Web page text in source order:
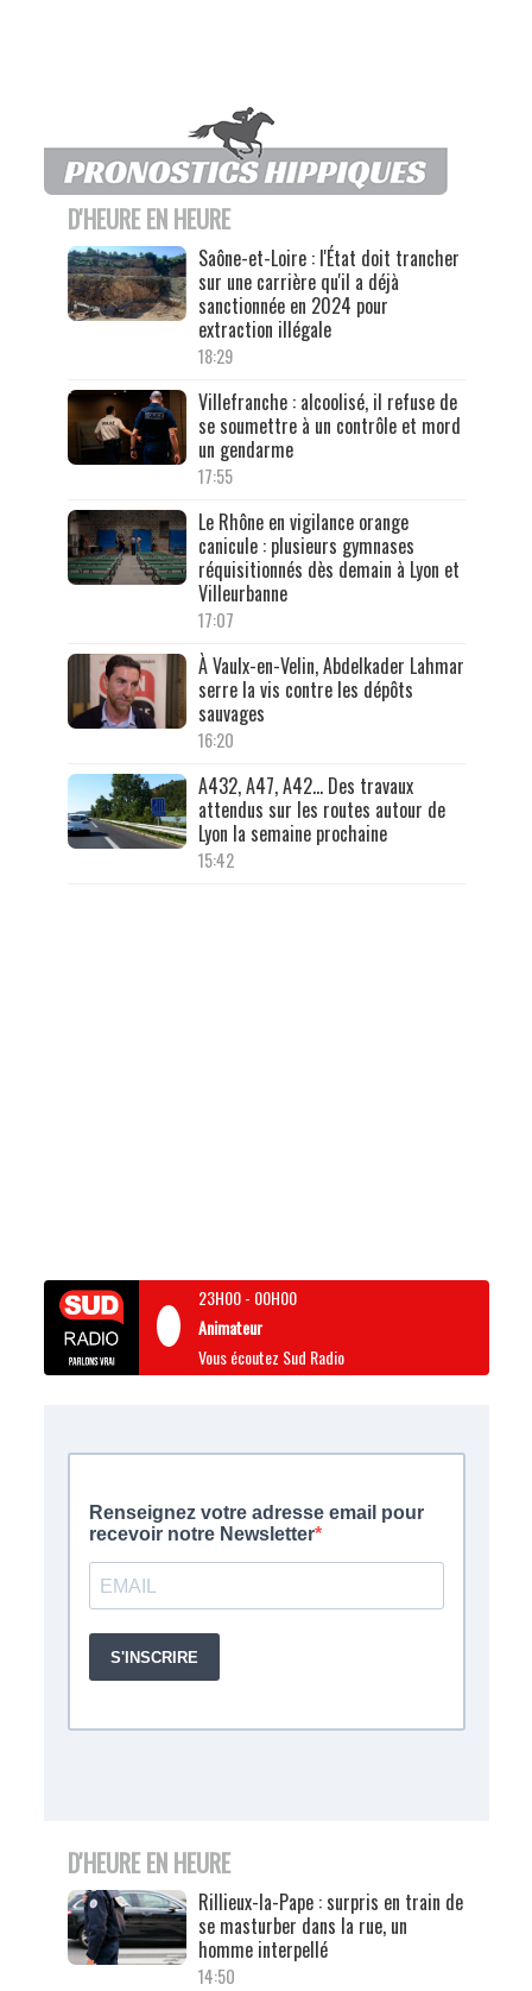
D'HEURE EN HEURE
Saône-et-Loire : l'État doit trancher
sur une carrière qu'il a déjà
sanctionnée en 2024 pour
extraction illégale
18:29
Villefranche : alcoolisé, il refuse de
se soumettre à un contrôle et mord
un gendarme
17:55
Le Rhône en vigilance orange
canicule : plusieurs gymnases
réquisitionnés dès demain à Lyon et
Villeurbanne
17:07
À Vaulx-en-Velin, Abdelkader Lahmar
serre la vis contre les dépôts
sauvages
16:20
A432, A47, A42… Des travaux
attendus sur les routes autour de
Lyon la semaine prochaine
15:42
23H00- 00H00
Animateur
Vous écoutez Sud Radio
D'HEURE EN HEURE
Rillieux-la-Pape : surpris en train de
se masturber dans la rue, un
homme interpellé
14:50